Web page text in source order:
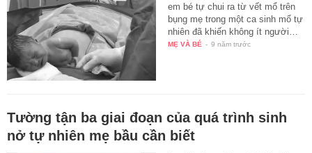
em bé tự chui ra từ vết mổ trên
bụng mẹ trong một ca sinh mổ tự
nhiên đã khiến không ít người…
MẸ VÀ BÉ - 9 năm trước
Tường tận ba giai đoạn của quá trình sinh
nở tự nhiên mẹ bầu cần biết